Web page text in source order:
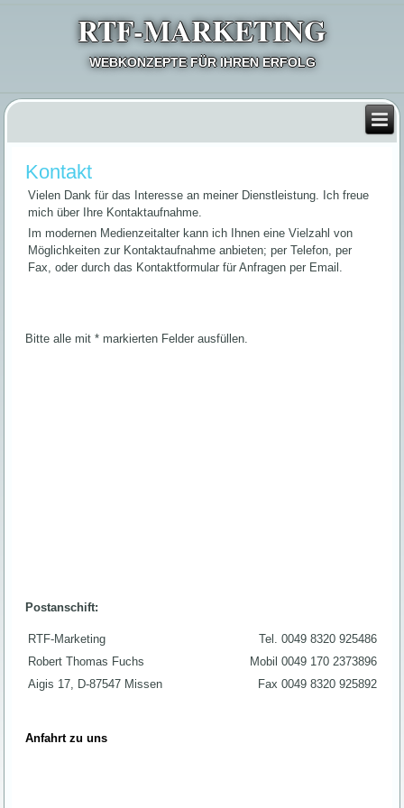
RTF-MARKETING
WEBKONZEPTE FÜR IHREN ERFOLG
Kontakt
Vielen Dank für das Interesse an meiner Dienstleistung. Ich freue
mich über Ihre Kontaktaufnahme.
Im modernen Medienzeitalter kann ich Ihnen eine Vielzahl von
Möglichkeiten zur Kontaktaufnahme anbieten; per Telefon, per
Fax, oder durch das Kontaktformular für Anfragen per Email.
Bitte alle mit * markierten Felder ausfüllen.
Postanschift:
RTF-Marketing
Tel. 0049 8320 925486
Robert Thomas Fuchs
Mobil 0049 170 2373896
Aigis 17, D-87547 Missen
Fax 0049 8320 925892
Anfahrt zu uns